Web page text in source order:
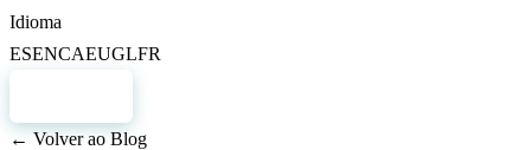
Idioma
ESENCAEUGLFR
← Volver ao Blog